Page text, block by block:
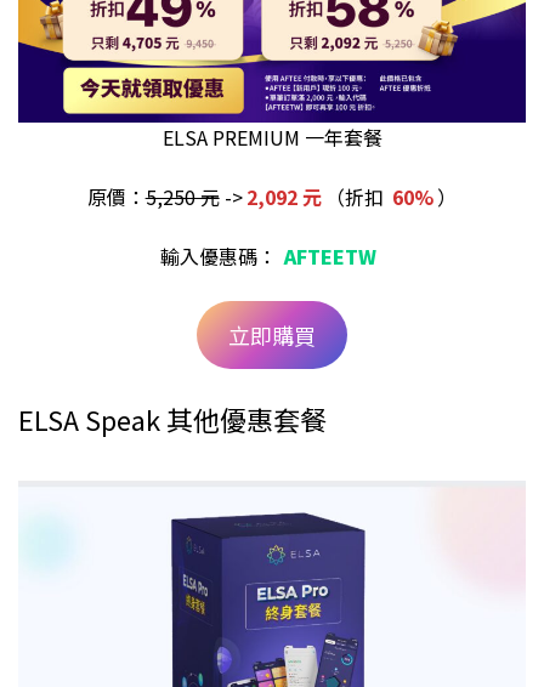
ELSA PREMIUM 一年套餐
原價：5,250 元->2,092 元 （折扣 60%）
輸入優惠碼： AFTEETW
立即購買
ELSA Speak 其他優惠套餐